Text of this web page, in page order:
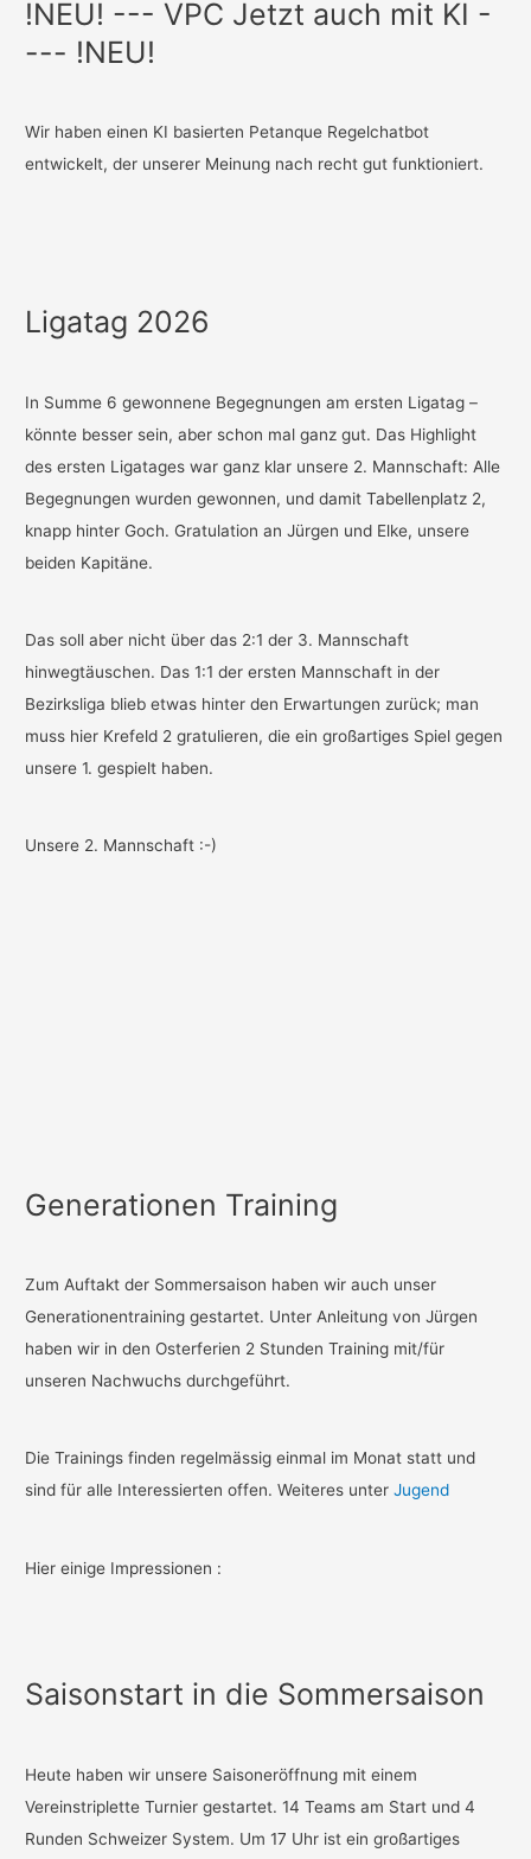
!NEU! --- VPC Jetzt auch mit KI -
--- !NEU!
Wir haben einen KI basierten Petanque Regelchatbot
entwickelt, der unserer Meinung nach recht gut funktioniert.
Ligatag 2026
In Summe 6 gewonnene Begegnungen am ersten Ligatag –
könnte besser sein, aber schon mal ganz gut. Das Highlight
des ersten Ligatages war ganz klar unsere 2. Mannschaft: Alle
Begegnungen wurden gewonnen, und damit Tabellenplatz 2,
knapp hinter Goch. Gratulation an Jürgen und Elke, unsere
beiden Kapitäne.
Das soll aber nicht über das 2:1 der 3. Mannschaft
hinwegtäuschen. Das 1:1 der ersten Mannschaft in der
Bezirksliga blieb etwas hinter den Erwartungen zurück; man
muss hier Krefeld 2 gratulieren, die ein großartiges Spiel gegen
unsere 1. gespielt haben.
Unsere 2. Mannschaft :-)
Generationen Training
Zum Auftakt der Sommersaison haben wir auch unser
Generationentraining gestartet. Unter Anleitung von Jürgen
haben wir in den Osterferien 2 Stunden Training mit/für
unseren Nachwuchs durchgeführt.
Die Trainings finden regelmässig einmal im Monat statt und
sind für alle Interessierten offen. Weiteres unterJugend
Hier einige Impressionen :
Saisonstart in die Sommersaison
Heute haben wir unsere Saisoneröffnung mit einem
Vereinstriplette Turnier gestartet. 14 Teams am Start und 4
Runden Schweizer System. Um 17 Uhr ist ein großartiges